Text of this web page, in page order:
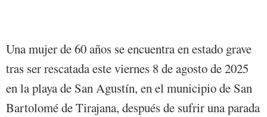
Una mujer de 60 años se encuentra en estado grave
tras ser rescatada este viernes 8 de agosto de 2025
en la playa de San Agustín, en el municipio de San
Bartolomé de Tirajana, después de sufrir una parada